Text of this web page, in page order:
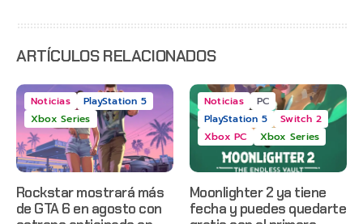
2 y más
ARTÍCULOS RELACIONADOS
Noticias
PlayStation 5
Xbox Series
Rockstar mostrará más
de GTA 6 en agosto con
Noticias
PC
PlayStation 5
Switch 2
Xbox PC
Xbox Series
Moonlighter 2 ya tiene
fecha y puedes quedarte